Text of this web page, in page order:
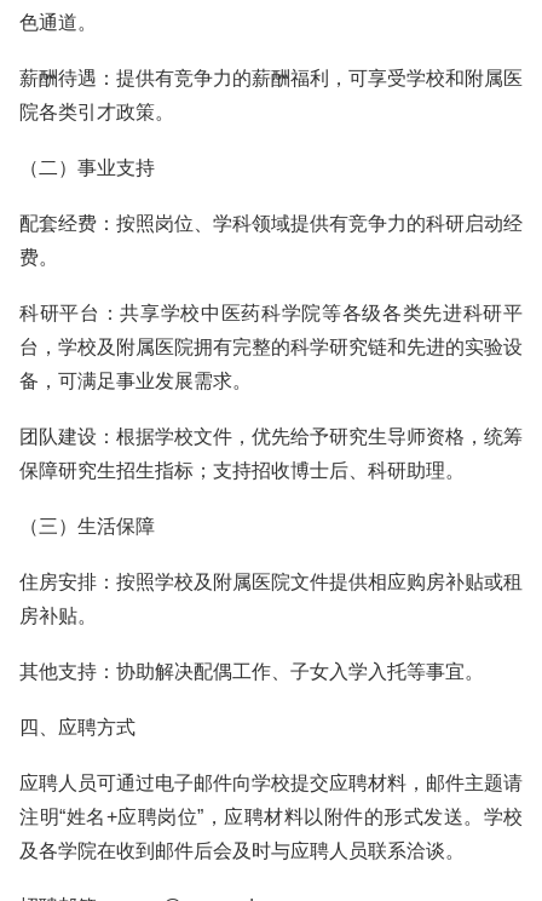
色通道。
薪酬待遇：提供有竞争力的薪酬福利，可享受学校和附属医
院各类引才政策。
（二）事业支持
配套经费：按照岗位、学科领域提供有竞争力的科研启动经
费。
科研平台：共享学校中医药科学院等各级各类先进科研平
台，学校及附属医院拥有完整的科学研究链和先进的实验设
备，可满足事业发展需求。
团队建设：根据学校文件，优先给予研究生导师资格，统筹
保障研究生招生指标；支持招收博士后、科研助理。
（三）生活保障
住房安排：按照学校及附属医院文件提供相应购房补贴或租
房补贴。
其他支持：协助解决配偶工作、子女入学入托等事宜。
四、应聘方式
应聘人员可通过电子邮件向学校提交应聘材料，邮件主题请
注明“姓名+应聘岗位”，应聘材料以附件的形式发送。学校
及各学院在收到邮件后会及时与应聘人员联系洽谈。